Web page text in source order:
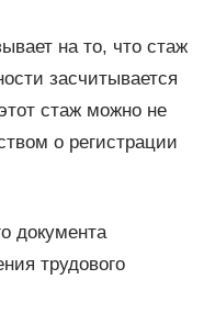
на то, что стаж
засчитывается
стаж можно не
о регистрации
документа
трудового